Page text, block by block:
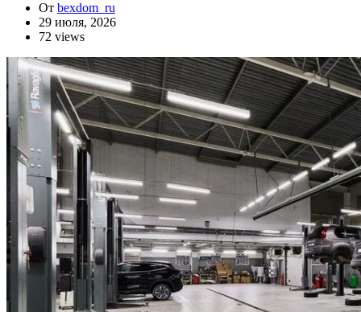
От bexdom_ru
29 июля, 2026
72 views